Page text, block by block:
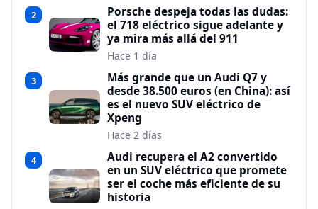
2
Porsche despeja todas las dudas:
el 718 eléctrico sigue adelante y
ya mira más allá del 911
Hace 1 día
3
Más grande que un Audi Q7 y
desde 38.500 euros (en China): así
es el nuevo SUV eléctrico de
Xpeng
Hace 2 días
4
Audi recupera el A2 convertido
en un SUV eléctrico que promete
ser el coche más eficiente de su
historia